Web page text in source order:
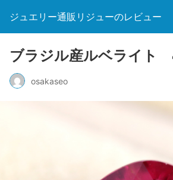
ジュエリー通販リジューのレビュー
ブラジル産ルベライ
osakaseo